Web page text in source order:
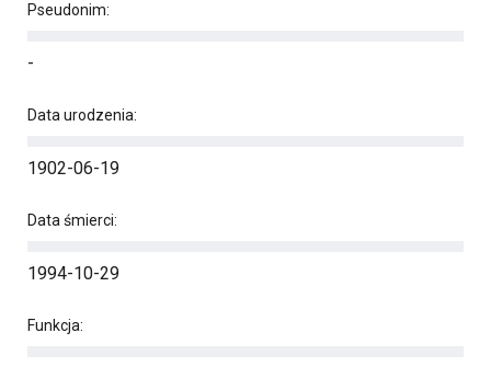
Pseudonim:
-
Data urodzenia:
1902-06-19
Data śmierci:
1994-10-29
Funkcja: